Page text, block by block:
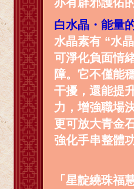
白水晶・能量
水晶素有 “水
可淨化負面情
障。它不僅能
干擾，還能提
力，增強職場
更可放大青金
強化手串整體
「星靛繞珠福